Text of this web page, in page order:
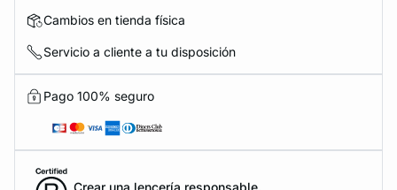
Cambios en tienda física
Servicio a cliente a tu disposición
Pago 100% seguro
Crear una lencería responsable.